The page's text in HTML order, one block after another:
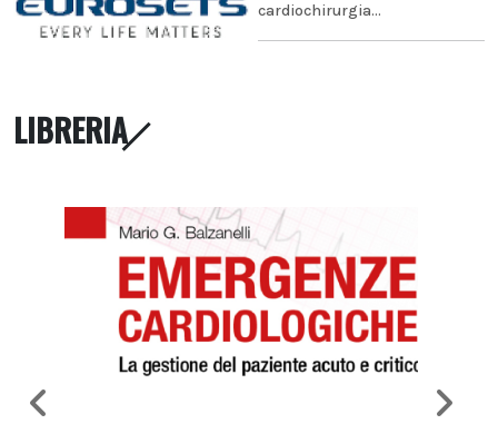
cardiochirurgia...
LIBRERIA